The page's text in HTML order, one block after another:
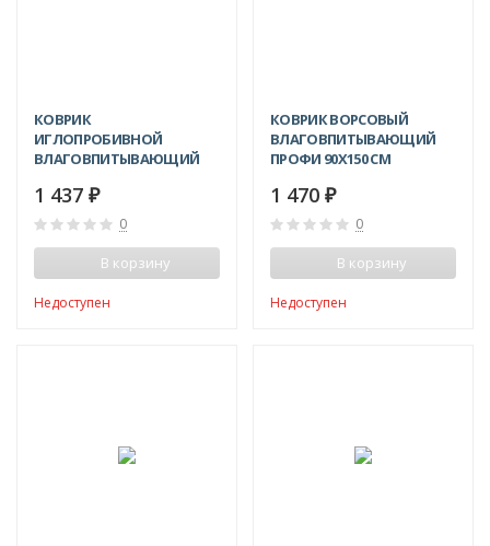
КОВРИК
ИГЛОПРОБИВНОЙ
ВЛАГОВПИТЫВАЮЩИЙ
1 437 ₽
0
В корзину
Недоступен
КОВРИК ВОРСОВЫЙ
ВЛАГОВПИТЫВАЮЩИЙ
ПРОФИ 90X150 СМ
1 470 ₽
0
В корзину
Недоступен